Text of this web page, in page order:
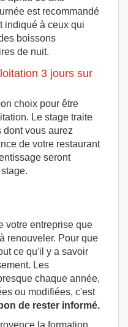
est recommandé
indiqué à ceux qui
boissons
de nuit.
3 jours sur
choix pour être
Le stage traite
dont vous aurez
de votre restaurant
seront
votre entreprise que
renouveler. Pour que
ce qu'il y a savoir
Les
chaque année,
ou modifiées, c'est
bon de rester informé.
la formation